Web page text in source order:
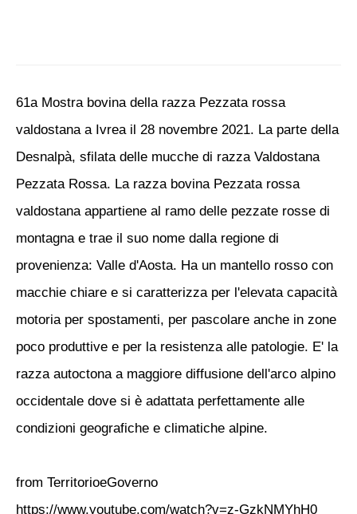
61a Mostra bovina della razza Pezzata rossa
valdostana a Ivrea il 28 novembre 2021. La parte della
Desnalpà, sfilata delle mucche di razza Valdostana
Pezzata Rossa. La razza bovina Pezzata rossa
valdostana appartiene al ramo delle pezzate rosse di
montagna e trae il suo nome dalla regione di
provenienza: Valle d'Aosta. Ha un mantello rosso con
macchie chiare e si caratterizza per l'elevata capacità
motoria per spostamenti, per pascolare anche in zone
poco produttive e per la resistenza alle patologie. E' la
razza autoctona a maggiore diffusione dell'arco alpino
occidentale dove si è adattata perfettamente alle
condizioni geografiche e climatiche alpine.
from TerritorioeGoverno
https://www.youtube.com/watch?v=z-GzkNMYhH0